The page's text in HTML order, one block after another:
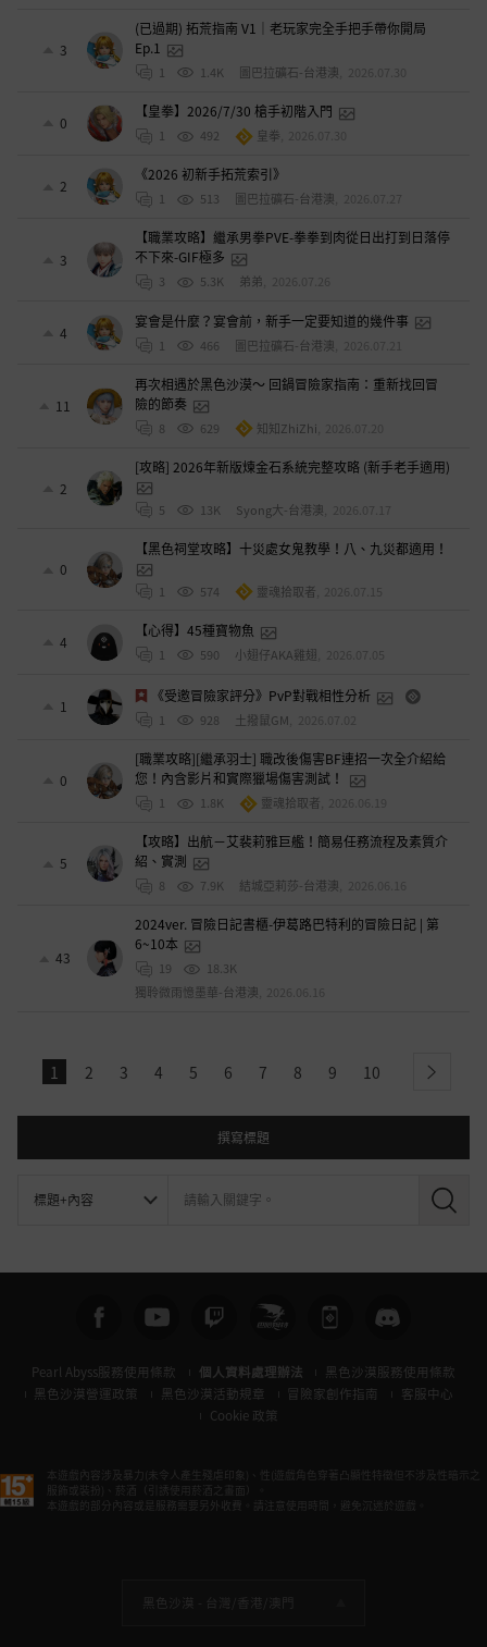
3
(已過期) 拓荒指南 V1｜老玩家完全手把手帶你開局
Ep.1
1 1.4K 圖巴拉礦石-台港澳 2026.07.30
0
【皇拳】2026/7/30 槍手初階入門
1 492 皇拳 2026.07.30
2
《2026 初新手拓荒索引》
1 513 圖巴拉礦石-台港澳 2026.07.27
3
【職業攻略】繼承男拳PVE-拳拳到肉從日出打到日落停
不下來-GIF極多
3 5.3K 弟弟 2026.07.26
4
宴會是什麼？宴會前，新手一定要知道的幾件事
1 466 圖巴拉礦石-台港澳 2026.07.21
11
再次相遇於黑色沙漠～ 回鍋冒險家指南：重新找回冒
險的節奏
8 629 知知ZhiZhi 2026.07.20
2
[攻略] 2026年新版煉金石系統完整攻略 (新手老手適用)
5 13K Syong大-台港澳 2026.07.17
0
【黑色祠堂攻略】十災處女鬼教學！八、九災都適用！
1 574 靈魂拾取者 2026.07.15
4
【心得】45種寶物魚
1 590 小翅仔AKA雞翅 2026.07.05
1
《受邀冒險家評分》PvP對戰相性分析
1 928 土撥鼠GM 2026.07.02
0
[職業攻略][繼承羽士] 職改後傷害BF連招一次全介紹給
您！內含影片和實際獵場傷害測試！
1 1.8K 靈魂拾取者 2026.06.19
5
【攻略】出航－艾裴莉雅巨艦！簡易任務流程及素質介
紹、實測
8 7.9K 結城亞莉莎-台港澳 2026.06.16
43
2024ver. 冒險日記書櫃-伊葛路巴特利的冒險日記 | 第
6~10本
19
18.3K
獨聆微雨憶墨華-台港澳 2026.06.16
1 2 3 4 5 6 7 8 9 10 next
撰寫標題
搜
Pearl Abyss服務使用條款 個人資料處理辦法
黑色沙漠服務使用條款
黑色沙漠營運政策
黑色沙漠活動規章 冒險家創作指南
客服中心
Cookie 政策
本遊戲內容涉及暴力(未令人產生殘虐印象)、性(遊戲角色穿著凸顯性特徵但不涉及性暗示之
服飾或裝扮)、菸酒（引誘使用菸酒之畫面）。
本遊戲的部分內容或是服務需要另外收費。請注意使用時間，避免沉迷於遊戲。
黑色沙漠 - 台灣/香港/澳門